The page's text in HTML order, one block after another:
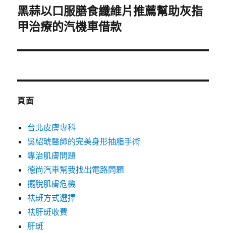
下
一
文
黑蒜以口服膳食纖維片推薦幫助灰指
甲治療的汽機車借款
頁面
台北皮膚專科
吳紹琥醫師的完美身形抽脂手術
專治肌膚問題
德尚汽車幫我找出電路問題
擺脫肌膚危機
祛斑方式選擇
祛肝斑收費
肝斑